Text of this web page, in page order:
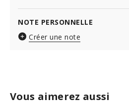
Vous aimerez aussi
NOTE PERSONNELLE
Créer une note